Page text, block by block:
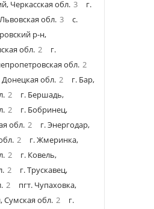
Черкасская обл. 3
г.
обл. 3
с.
р-н,
обл. 2
г.
обл. 2
Донецкая обл. 2
г. Бар,
2
г. Бершадь,
2
г. Бобринец,
обл. 2
г. Энергодар,
2
г. Жмеринка,
2
г. Ковель,
2
г. Трускавец,
2
пгт. Чупаховка,
Сумская обл. 2
г.